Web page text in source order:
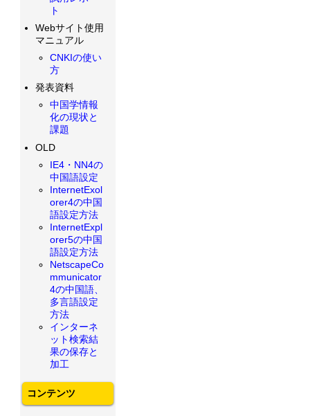
ト
Webサイト使用
マニュアル
CNKIの使い
方
発表資料
中国学情報
化の現状と
課題
OLD
IE4・NN4の
中国語設定
InternetExol
orer4の中国
語設定方法
InternetExpl
orer5の中国
語設定方法
NetscapeCo
mmunicator
4の中国語、
多言語設定
方法
インターネ
ット検索結
果の保存と
加工
コンテンツ